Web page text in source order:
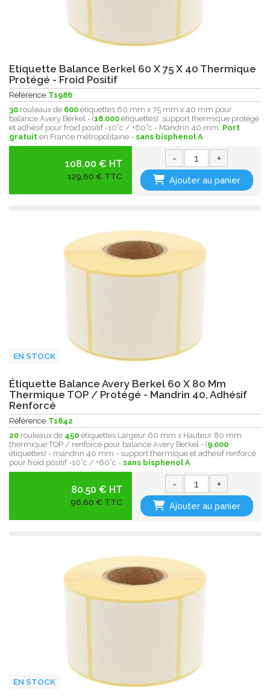
Etiquette Balance Berkel 60 X 75 X 40 Thermique
Protégé - Froid Positif
Référence T1986
30 rouleaux de 600 étiquettes 60 mm x 75 mm x 40 mm pour
balance Avery Berkel - (18.000 étiquettes) support thermique protégé
et adhésif pour froid positif -10°c / +60°c - Mandrin 40 mm. Port
gratuit en France métropolitaine - sans bisphenol A
108.00 € HT
129,60 € TTC
- +
Ajouter au panier
EN STOCK
Étiquette Balance Avery Berkel 60 X 80 Mm
Thermique TOP / Protégé - Mandrin 40, Adhésif
Renforcé
Référence T1842
20 rouleaux de 450 étiquettes Largeur 60 mm x Hauteur 80 mm
thermique TOP / renforcé pour balance Avery Berkel - (9.000
étiquettes) - mandrin 40 mm - support thermique et adhésif renforcé
pour froid positif -10°c / +60°c - sans bisphenol A
80.50 € HT
96,60 € TTC
- +
Ajouter au panier
EN STOCK